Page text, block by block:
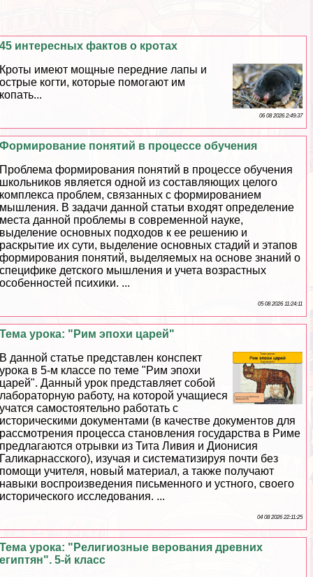
45 интересных фактов о кротах
Кроты имеют мощные передние лапы и
острые когти, которые помогают им
копать...
06 08 2026 2:49:37
Формирование понятий в процессе обучения
Проблема формирования понятий в процессе обучения
школьников является одной из составляющих целого
комплекса проблем, связанных с формированием
мышления. В задачи данной статьи входят определение
места данной проблемы в современной науке,
выделение основных подходов к ее решению и
раскрытие их сути, выделение основных стадий и этапов
формирования понятий, выделяемых на основе знаний о
специфике детского мышления и учета возрастных
особенностей психики. ...
05 08 2026 11:24:11
Тема урока: "Рим эпохи царей"
В данной статье представлен конспект
урока в 5-м классе по теме "Рим эпохи
царей". Данный урок представляет собой
лабораторную работу, на которой учащиеся
учатся самостоятельно работать с
историческими документами (в качестве документов для
рассмотрения процесса становления государства в Риме
предлагаются отрывки из Тита Ливия и Дионисия
Галикарнасского), изучая и систематизируя почти без
помощи учителя, новый материал, а также получают
навыки воспроизведения письменного и устного, своего
исторического исследования. ...
04 08 2026 22:11:25
Тема урока: "Религиозные верования древних
египтян". 5-й класс